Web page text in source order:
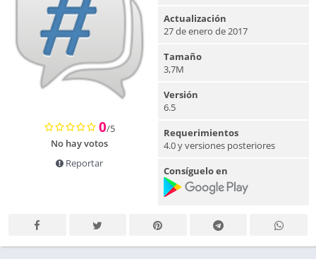
0/5
No hay votos
Reportar
Actualización
27 de enero de 2017
Tamaño
3,7M
Versión
6.5
Requerimientos
4.0 y versiones posteriores
Consíguelo en